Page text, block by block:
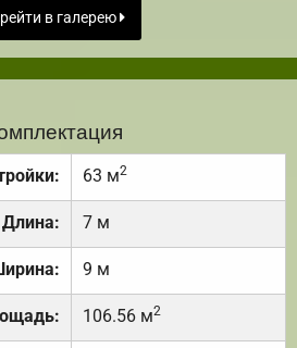
в галерею
63 м2
Длина: 7 м
9 м
106.56 м2